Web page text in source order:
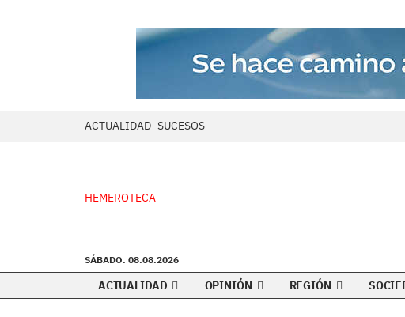
ACTUALIDAD SUCESOS
HEMEROTECA
SÁBADO. 08.08.2026
ACTUALIDAD OPINIÓN REGIÓN